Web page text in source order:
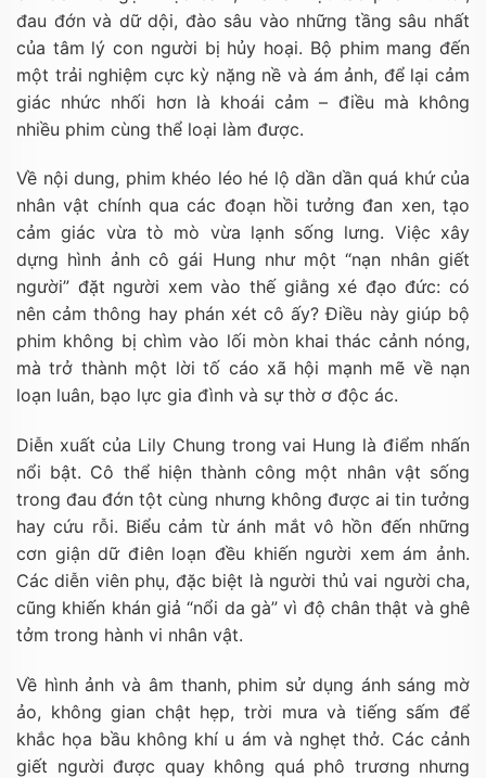
đau đớn và dữ dội, đào sâu vào những tầng sâu nhất
của tâm lý con người bị hủy hoại. Bộ phim mang đến
một trải nghiệm cực kỳ nặng nề và ám ảnh, để lại cảm
giác nhức nhối hơn là khoái cảm – điều mà không
nhiều phim cùng thể loại làm được.
Về nội dung, phim khéo léo hé lộ dần dần quá khứ của
nhân vật chính qua các đoạn hồi tưởng đan xen, tạo
cảm giác vừa tò mò vừa lạnh sống lưng. Việc xây
dựng hình ảnh cô gái Hung như một “nạn nhân giết
người” đặt người xem vào thế giằng xé đạo đức: có
nên cảm thông hay phán xét cô ấy? Điều này giúp bộ
phim không bị chìm vào lối mòn khai thác cảnh nóng,
mà trở thành một lời tố cáo xã hội mạnh mẽ về nạn
loạn luân, bạo lực gia đình và sự thờ ơ độc ác.
Diễn xuất của Lily Chung trong vai Hung là điểm nhấn
nổi bật. Cô thể hiện thành công một nhân vật sống
trong đau đớn tột cùng nhưng không được ai tin tưởng
hay cứu rỗi. Biểu cảm từ ánh mắt vô hồn đến những
cơn giận dữ điên loạn đều khiến người xem ám ảnh.
Các diễn viên phụ, đặc biệt là người thủ vai người cha,
cũng khiến khán giả “nổi da gà” vì độ chân thật và ghê
tởm trong hành vi nhân vật.
Về hình ảnh và âm thanh, phim sử dụng ánh sáng mờ
ảo, không gian chật hẹp, trời mưa và tiếng sấm để
khắc họa bầu không khí u ám và nghẹt thở. Các cảnh
giết người được quay không quá phô trương nhưng